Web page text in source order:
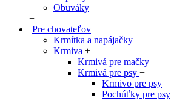
Obuváky
+
Pre chovateľov
Krmítka a napájačky
Krmiva +
Krmivá pre mačky
Krmivá pre psy +
Krmivo pre psy
Pochúťky pre psy